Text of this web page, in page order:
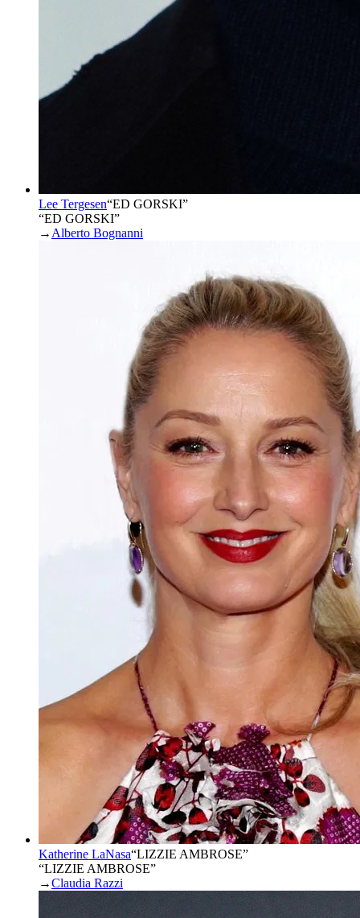
Lee Tergesen“ED GORSKI”
“ED GORSKI”
→ Alberto Bognanni
Katherine LaNasa“LIZZIE AMBROSE”
“LIZZIE AMBROSE”
→Claudia Razzi